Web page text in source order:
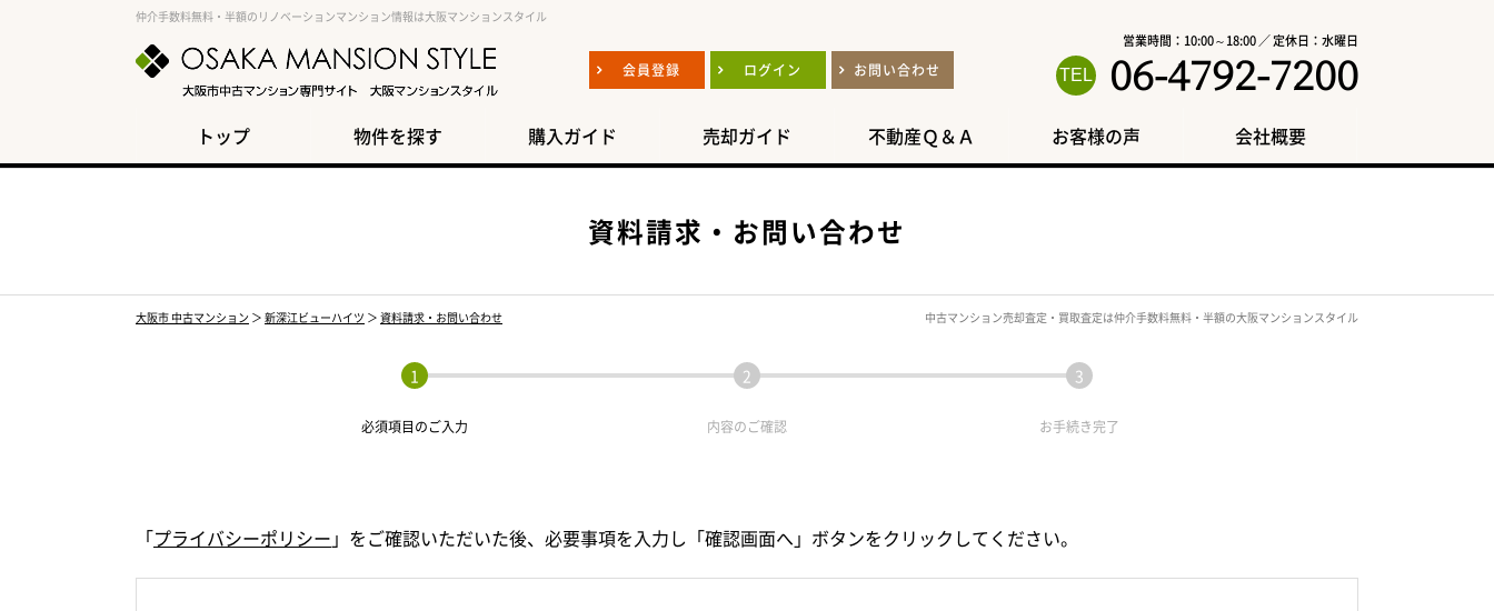
仲介手数料無料・半額のリノベーションマンション情報は大阪マンションスタイル
会員登録 ログイン お問い合わせ
営業時間：10:00～18:00 ／ 定休日：水曜日
06-4792-7200
トップ 物件を探す 購入ガイド 売却ガイド 不動産Ｑ＆Ａ お客様の声 会社概要
資料請求・お問い合わせ
大阪市 中古マンション ＞ 新深江ビューハイツ ＞ 資料請求・お問い合わせ 中古マンション売却査定・買取査定は仲介手数料無料・半額の大阪マンションスタイル
必須項目のご入力 内容のご確認 お手続き完了
「プライバシーポリシー 」をご確認いただいた後、必要事項を入力し「確認画面へ」ボタンをクリックしてください。